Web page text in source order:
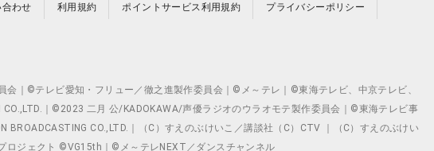
わせ 利用規約 ポイントサービス利用規約 プライバシーポリシー
｜©テレビ愛知・フリュー／徹之進製作委員会｜©メ～テレ｜©東海テレビ、中京テレビ、
｜©2023 二月 公/KADOKAWA/声優ラジオのウラオモテ製作委員会｜©東海テレビ事
CO.,LTD.｜（C）すえのぶけいこ／講談社（C）CTV ｜（C）すえのぶけい
ロジェクト ©VG15th｜©メ～テレNEXT／ダンスチャンネル